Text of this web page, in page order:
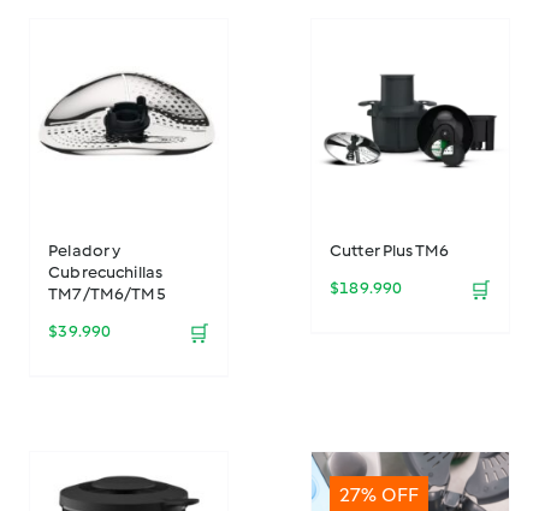
Pelador y
Cubrecuchillas
TM7/TM6/TM5
$39.990 🛒
Cutter Plus TM6
$189.990 🛒
27% OFF